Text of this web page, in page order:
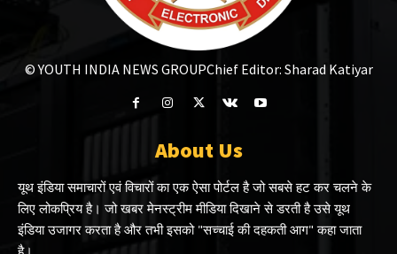
© YOUTH INDIA NEWS GROUPChief Editor: Sharad Katiyar
About Us
यूथ इंडिया समाचारों एवं विचारों का एक ऐसा पोर्टल है जो सबसे हट कर चलने के
लिए लोकप्रिय है। जो खबर मेनस्ट्रीम मीडिया दिखाने से डरती है उसे यूथ
इंडिया उजागर करता है और तभी इसको "सच्चाई की दहकती आग" कहा जाता
है।